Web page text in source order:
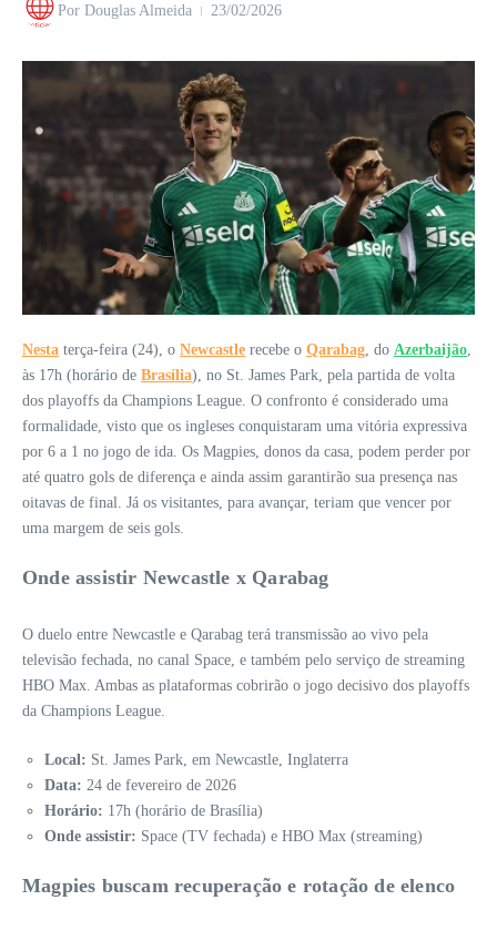
Por Douglas Almeida 23/02/2026
Nesta terça-feira (24), o Newcastle recebe o Qarabag, do Azerbaijão,
às 17h (horário de Brasília), no St. James Park, pela partida de volta
dos playoffs da Champions League. O confronto é considerado uma
formalidade, visto que os ingleses conquistaram uma vitória expressiva
por 6 a 1 no jogo de ida. Os Magpies, donos da casa, podem perder por
até quatro gols de diferença e ainda assim garantirão sua presença nas
oitavas de final. Já os visitantes, para avançar, teriam que vencer por
uma margem de seis gols.
Onde assistir Newcastle x Qarabag
O duelo entre Newcastle e Qarabag terá transmissão ao vivo pela
televisão fechada, no canal Space, e também pelo serviço de streaming
HBO Max. Ambas as plataformas cobrirão o jogo decisivo dos playoffs
da Champions League.
Local: St. James Park, em Newcastle, Inglaterra
Data: 24 de fevereiro de 2026
Horário: 17h (horário de Brasília)
Onde assistir: Space (TV fechada) e HBO Max (streaming)
Magpies buscam recuperação e rotação de elenco